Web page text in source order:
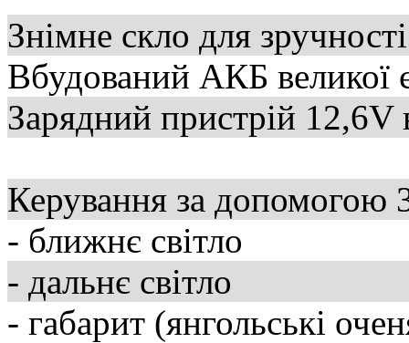
Знімне скло для
Вбудований АКБ великої
Зарядний пристрій 12,6V
Керування за допомогою
- ближнє світло
- дальнє світло
- габарит (янгольські